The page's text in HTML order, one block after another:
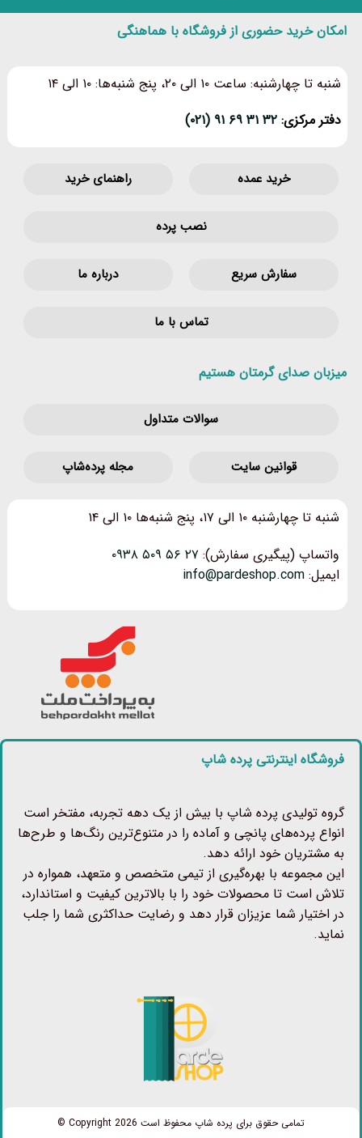
امکان خرید حضوری از فروشگاه با هماهنگی
شنبه تا چهارشنبه: ساعت ۱۰ الی ۲۰، پنج شنبه‌ها: ۱۰ الی ۱۴
دفتر مرکزی: ۳۲ ۳۱ ۶۹ ۹۱ (۰۲۱)
خرید عمده راهنمای خرید
نصب پرده
سفارش سریع درباره ما
تماس با ما
میزبان صدای گرمتان هستیم
سوالات متداول
قوانین‌ سایت مجله پرده‌شاپ
شنبه تا چهارشنبه ۱۰ الی ۱۷، پنج شنبه‌ها ۱۰ الی ۱۴
واتساپ (پیگیری سفارش): ۲۷ ۵۶ ۵۰۹ ۰۹۳۸
ایمیل: info@pardeshop.com
فروشگاه اینترنتی پرده شاپ
گروه تولیدی پرده شاپ با بیش از یک دهه تجربه، مفتخر است
انواع پرده‌های پانچی و آماده را در متنوع‌ترین رنگ‌ها و طرح‌ها
به مشتریان خود ارائه دهد.
این مجموعه با بهره‌گیری از تیمی متخصص و متعهد، همواره در
تلاش است تا محصولات خود را با بالاترین کیفیت و استاندارد،
در اختیار شما عزیزان قرار دهد و رضایت حداکثری شما را جلب
نماید.
تمامی حقوق برای پرده شاپ محفوظ است Copyright 2026 ©